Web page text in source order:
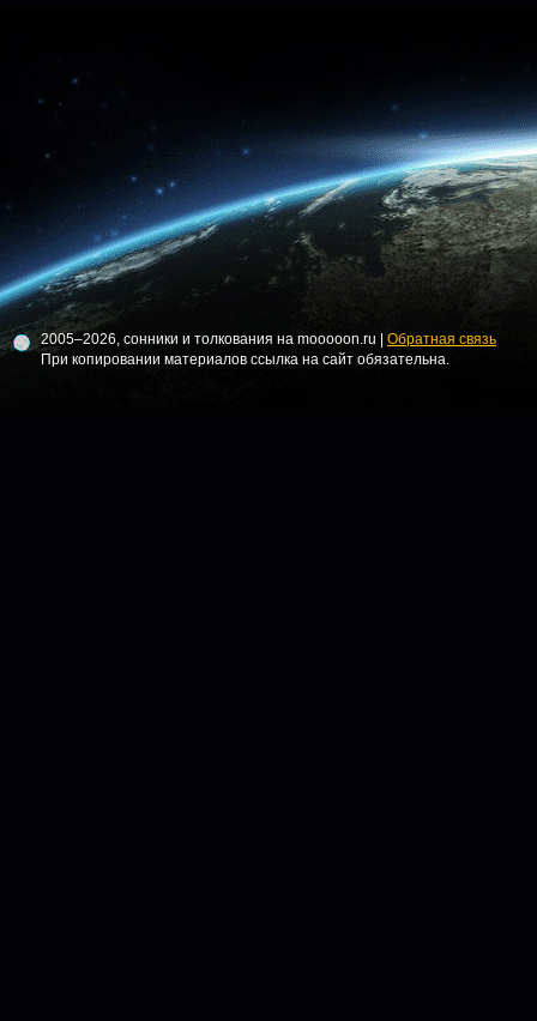
2005–2026, сонники и толкования на mooooon.ru | Обратная связь
При копировании материалов ссылка на сайт обязательна.